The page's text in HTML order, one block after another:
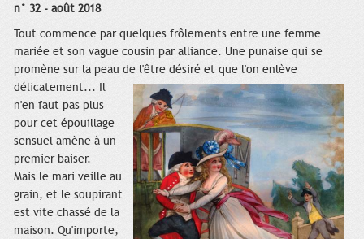
n° 32 - août 2018
Tout commence par quelques frôlements entre une femme
mariée et son vague cousin par alliance. Une punaise qui se
promène sur la peau de l'être désiré et que l'on enlève
délicatement... Il
n'en faut pas plus
pour cet épouillage
sensuel amène à un
premier baiser.
Mais le mari veille au
grain, et le soupirant
est vite chassé de la
maison. Qu'importe,